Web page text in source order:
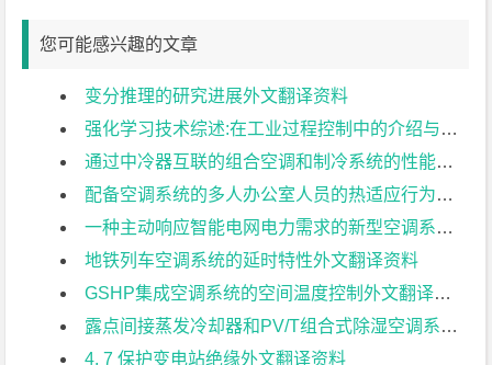
您可能感兴趣的文章
变分推理的研究进展外文翻译资料
强化学习技术综述:在工业过程控制中的介绍与应用外文翻译资料
通过中冷器互联的组合空调和制冷系统的性能特性外文翻译资料
配备空调系统的多人办公室人员的热适应行为和热舒适度外文翻译资料
一种主动响应智能电网电力需求的新型空调系统外文翻译资料
地铁列车空调系统的延时特性外文翻译资料
GSHP集成空调系统的空间温度控制外文翻译资料
露点间接蒸发冷却器和PV/T组合式除湿空调系统的性能评估外文翻译资料
4. 7 保护变电站绝缘外文翻译资料